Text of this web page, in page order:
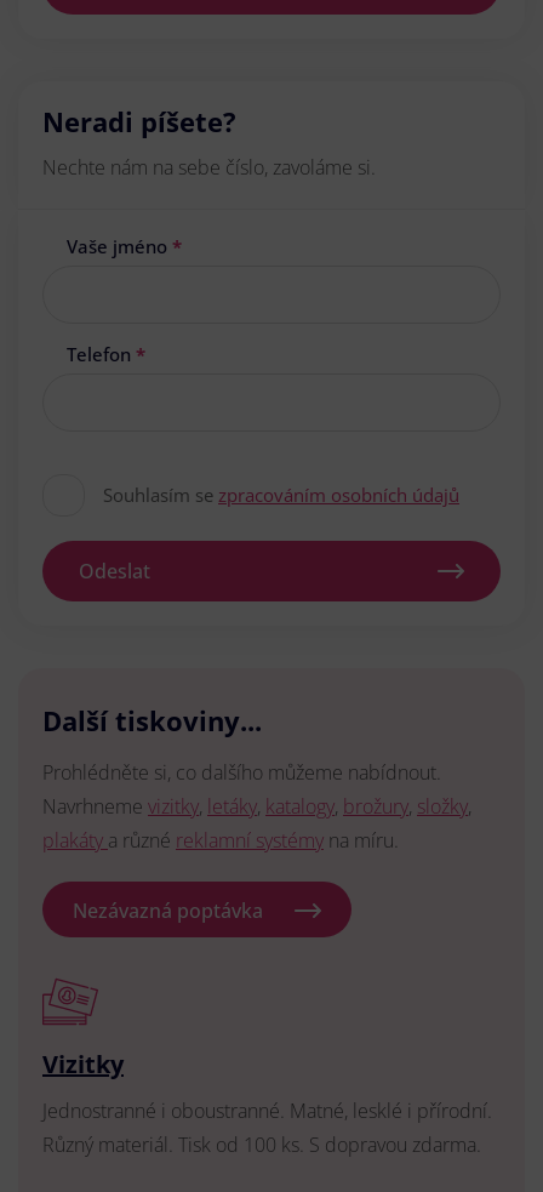
Neradi píšete?
Nechte nám na sebe číslo, zavoláme si.
Vaše jméno *
Telefon *
Souhlasím se zpracováním osobních údajů
Odeslat
Další tiskoviny...
Prohlédněte si, co dalšího můžeme nabídnout.
Navrhneme vizitky, letáky, katalogy, brožury, složky,
plakáty a různé reklamní systémy na míru.
Nezávazná poptávka
Vizitky
Jednostranné i oboustranné. Matné, lesklé i přírodní.
Různý materiál. Tisk od 100 ks. S dopravou zdarma.